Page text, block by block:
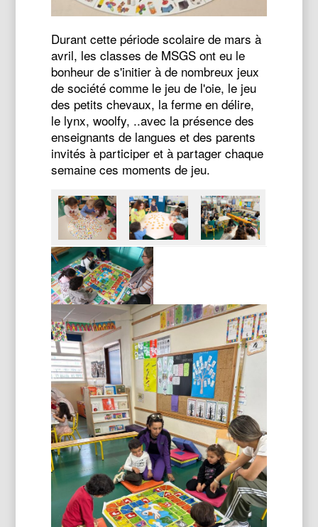
Durant cette période scolaire de mars à
avril, les classes de MSGS ont eu le
bonheur de s'initier à de nombreux jeux
de société comme le jeu de l'oie, le jeu
des petits chevaux, la ferme en délire,
le lynx, woolfy, ..avec la présence des
enseignants de langues et des parents
invités à participer et à partager chaque
semaine ces moments de jeu.